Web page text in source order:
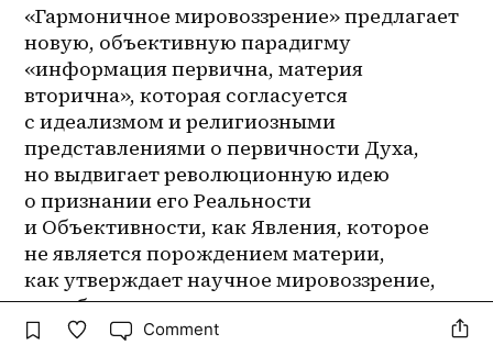
«Гармоничное мировоззрение» предлагает
новую, объективную парадигму
«информация первична, материя
вторична», которая согласуется
с идеализмом и религиозными
представлениями о первичности Духа,
но выдвигает революционную идею
о признании его Реальности
и Объективности, как Явления, которое
не является порождением материи,
как утверждает научное мировоззрение,
а наоборот, дух порождает и управляет
материей, создавая гармонию двух реально
Comment